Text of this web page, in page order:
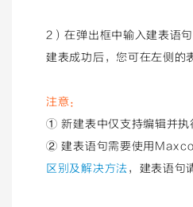
2）在弹出框中输入建表语
建表成功后，您可在左侧的
注意：
① 新建表中仅支持编辑并
② 建表语句需要使用
区别及解决方法，建表语句